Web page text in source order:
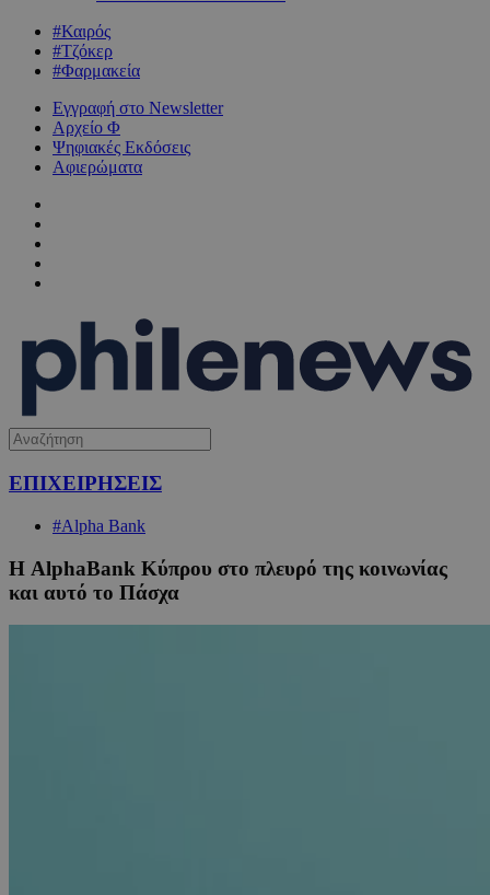
#Καιρός
#Τζόκερ
#Φαρμακεία
Εγγραφή στο Newsletter
Αρχείο Φ
Ψηφιακές Εκδόσεις
Αφιερώματα
ΕΠΙΧΕΙΡΗΣΕΙΣ
#Alpha Bank
Η AlphaBank Κύπρου στο πλευρό της κοινωνίας
και αυτό το Πάσχα